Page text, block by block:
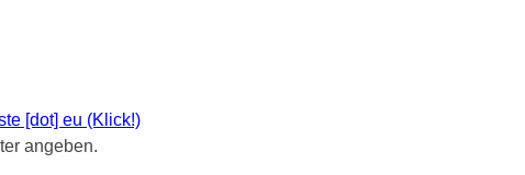
[dot] eu (Klick!)
angeben.